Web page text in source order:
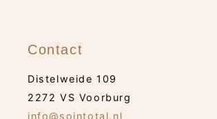
Contact
Distelweide 109
2272 VS Voorburg
info@sointotal.nl